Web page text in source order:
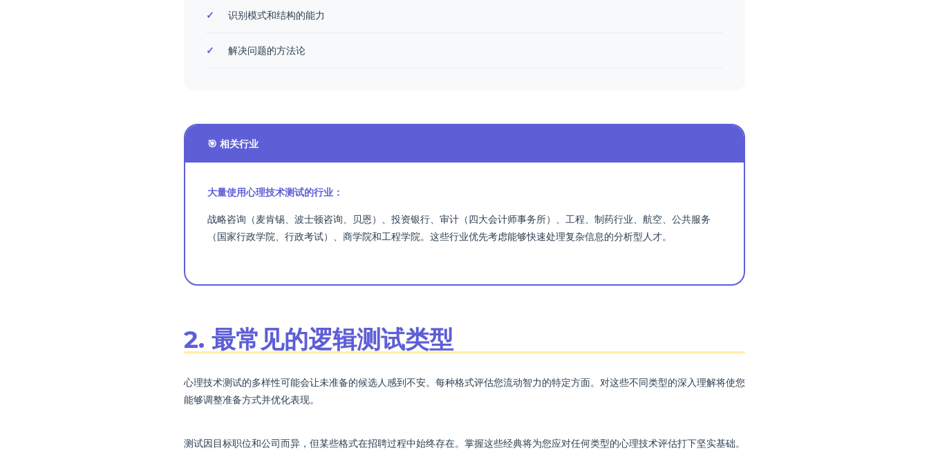
识别模式和结构的能力
解决问题的方法论
🎯 相关行业
大量使用心理技术测试的行业：
战略咨询（麦肯锡、波士顿咨询、贝恩）、投资银行、审计（四大会计师事务所）、工程、制药行业、航空、公共服务
（国家行政学院、行政考试）、商学院和工程学院。这些行业优先考虑能够快速处理复杂信息的分析型人才。
2. 最常见的逻辑测试类型
心理技术测试的多样性可能会让未准备的候选人感到不安。每种格式评估您流动智力的特定方面。对这些不同类型的深入理解将使您
能够调整准备方式并优化表现。
测试因目标职位和公司而异，但某些格式在招聘过程中始终存在。掌握这些经典将为您应对任何类型的心理技术评估打下坚实基础。